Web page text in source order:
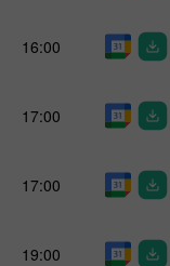
16:00
17:00
17:00
19:00